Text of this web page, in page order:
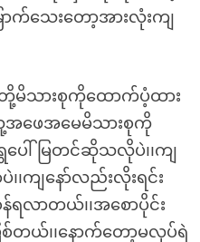
က်သေးတော့အားလုံးကျ
သားစုကိုထောက်ပံ့ထား
ဖေအမေမိသားစုကို
ေါ်မြတင်ဆိုသလိုပဲ၊၊ကျ
ကျနော်လည်းလိုးရင်း
လာတယ်၊၊အစောပိုင်း
တယ်၊၊နောက်တော့မလုပ်ရဲ